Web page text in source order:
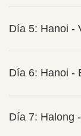
Día 5: Hanoi -
Día 6: Hanoi -
Día 7: Halong